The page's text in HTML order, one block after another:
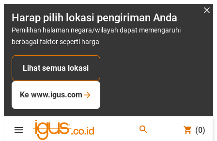
Harap pilih lokasi pengiriman Anda
Pemilihan halaman negara/wilayah dapat memengaruhi
berbagai faktor seperti harga
Lihat semua lokasi
Ke www.igus.com
(0)